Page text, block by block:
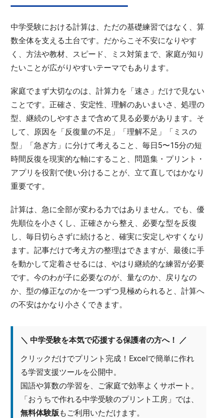
中学受験における計算は、ただの基礎練習ではなく、算
数全体を支える土台です。だからこそ不安になりやす
く、方法や教材、スピード、ミス対策まで、家庭が知り
たいことが広がりやすいテーマでもあります。
家庭でまず大切なのは、計算力を「速さ」だけで見ない
ことです。正確さ、安定性、理解のあいまいさ、処理の
型、継続のしやすさまで含めて見る必要があります。そ
して、原因を「反復量の不足」「理解不足」「ミスの
型」「急ぎ方」に分けて考えること、毎日5〜15分の短
時間反復を現実的な軸にすること、問題集・プリント・
アプリを役割で使い分けることが、立て直しではかなり
重要です。
計算は、急に全部が変わる力ではありません。でも、優
先順位を小さくし、正確さから整え、必要な型を反復
し、毎日切らさずに続けると、確実に安定しやすくなり
ます。記事だけで考え方の整理はできますが、最後に手
を動かして定着させるには、やはり継続的な練習が必要
です。今のわが子に必要なのが、量なのか、戻りなの
か、型の修正なのかを一つずつ見極められると、計算へ
の不安はかなり小さくできます。
＼ 中学受験を本気で応援する保護者の方へ！ ／
クリックだけでプリント完成！Excelで簡単に作れ
る学習支援ツールを公開中。
国語や算数の学習を、ご家庭で効率よくサポート。
「おうちで作れる中学受験のプリント工房」では、
無料体験版 もご利用いただけます。